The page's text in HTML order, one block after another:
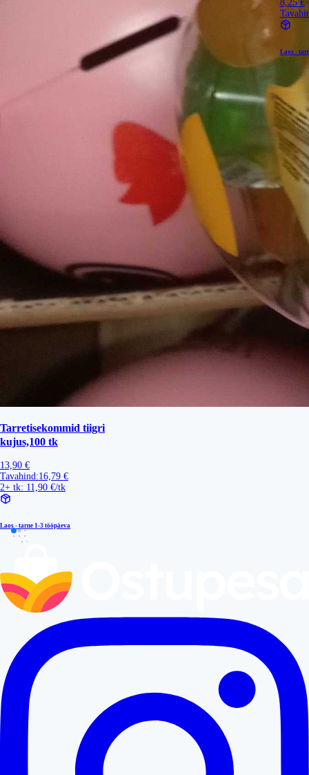
Tarretisekommid tiigri
kujus,100 tk
13,90 €
Tavahind:16,79 €
2+ tk: 11,90 €/tk
Laos - tarne 1-3 tööpäeva
8,25 €
Laos -